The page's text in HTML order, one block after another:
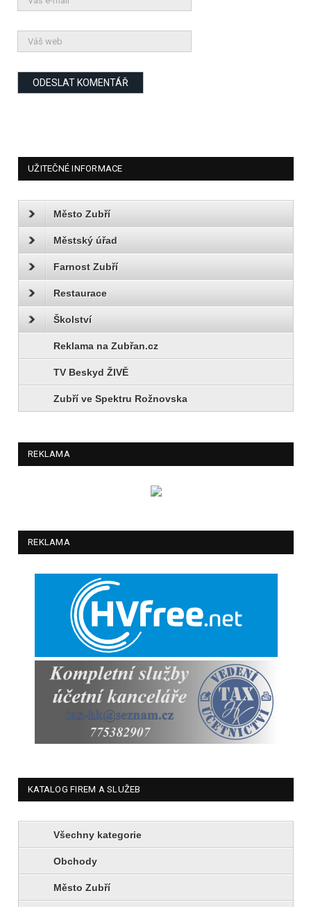
UŽITEČNÉ INFORMACE
Město Zubří
Městský úřad
Farnost Zubří
Restaurace
Školství
Reklama na Zubřan.cz
TV Beskyd ŽIVĚ
Zubří ve Spektru Rožnovska
REKLAMA
REKLAMA
KATALOG FIREM A SLUŽEB
Všechny kategorie
Obchody
Město Zubří